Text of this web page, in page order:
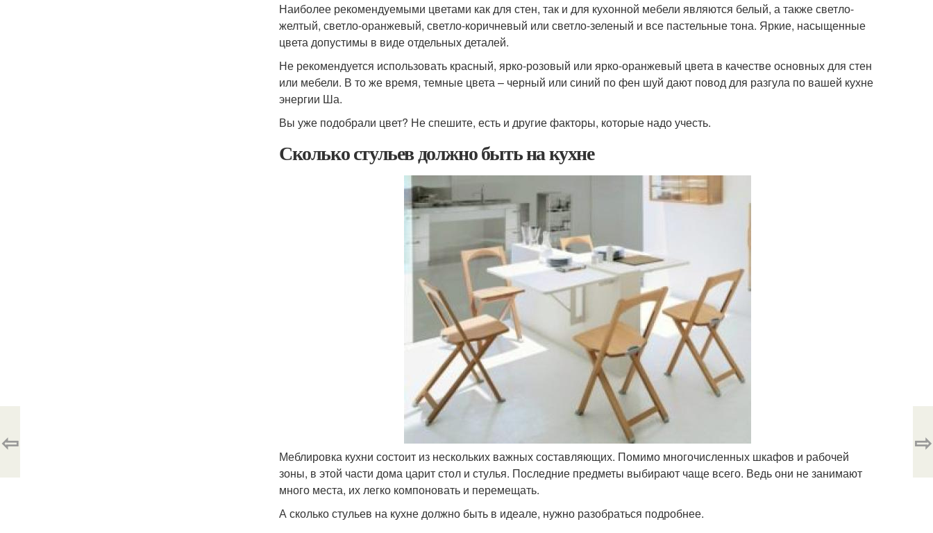
Наиболее рекомендуемыми цветами как для стен, так и для кухонной мебели являются белый, а также светло-
желтый, светло-оранжевый, светло-коричневый или светло-зеленый и все пастельные тона. Яркие, насыщенные
цвета допустимы в виде отдельных деталей.
Не рекомендуется использовать красный, ярко-розовый или ярко-оранжевый цвета в качестве основных для стен
или мебели. В то же время, темные цвета – черный или синий по фен шуй дают повод для разгула по вашей кухне
энергии Ша.
Вы уже подобрали цвет? Не спешите, есть и другие факторы, которые надо учесть.
Сколько стульев должно быть на кухне
Меблировка кухни состоит из нескольких важных составляющих. Помимо многочисленных шкафов и рабочей
зоны, в этой части дома царит стол и стулья. Последние предметы выбирают чаще всего. Ведь они не занимают
много места, их легко компоновать и перемещать.
А сколько стульев на кухне должно быть в идеале, нужно разобраться подробнее.
⇦ ⇨